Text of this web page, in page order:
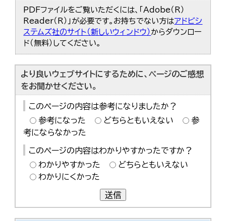
PDFファイルをご覧いただくには、「Adobe（R）
Reader（R）」が必要です。お持ちでない方はアドビシ
ステムズ社のサイト（新しいウィンドウ） からダウンロー
ド（無料）してください。
より良いウェブサイトにするために、ページのご感想
をお聞かせください。
このページの内容は参考になりましたか？
参考になった
どちらともいえない
参
考にならなかった
このページの内容はわかりやすかったですか？
わかりやすかった
どちらともいえない
わかりにくかった
送信